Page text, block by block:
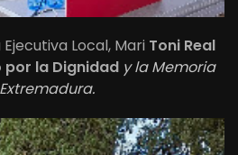
Local, Mari Toni Real
por la Dignidady la Memoria